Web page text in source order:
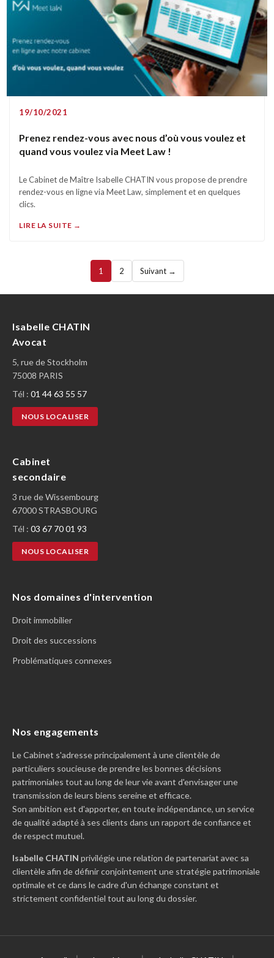
19/10/2021
Prenez rendez-vous avec nous d’où vous voulez et
quand vous voulez via Meet Law !
Le Cabinet de Maître Isabelle CHATIN vous propose de prendre
rendez-vous en ligne via Meet Law, simplement et en quelques
clics.
LIRE LA SUITE →
1 2 Suivant →
Isabelle CHATIN
Avocat
5, rue de Stockholm
75008 PARIS
Tél : 01 44 63 55 57
NOUS LOCALISER
Cabinet
secondaire
3 rue de Wissembourg
67000 STRASBOURG
Tél : 03 67 70 01 93
NOUS LOCALISER
Nos domaines d'intervention
Droit immobilier
Droit des successions
Problématiques connexes
Nos engagements
Le Cabinet s'adresse principalement à une clientèle de
particuliers soucieuse de prendre les bonnes décisions
patrimoniales tout au long de leur vie avant d'envisager une
transmission de leurs biens sereine et efficace.
Son ambition est d'apporter, en toute indépendance, un service
de qualité adapté à ses clients dans un rapport de confiance et
de respect mutuel.
Isabelle CHATIN privilégie une relation de partenariat avec sa
clientèle afin de définir conjointement une stratégie patrimoniale
optimale et ce dans le cadre d'un échange constant et
strictement confidentiel tout au long du dossier.